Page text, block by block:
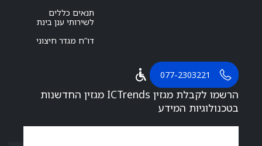
תנאים כללים
לשירותי ענן בינת
דו”ח מגדר חיצוני
077-2303221
הרשמו לקבלת מגזין ICTrends מגזין החדשנות
בטכנולוגיות המידע